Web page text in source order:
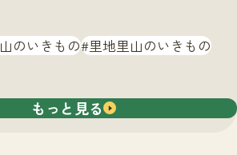
山のいきもの 里地里山のいきもの
もっと見る